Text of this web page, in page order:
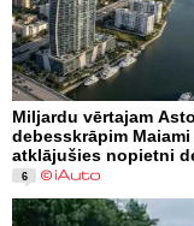
Miljardu vērtajam
debesskrāpim Maiami
atklājušies nopietni
6